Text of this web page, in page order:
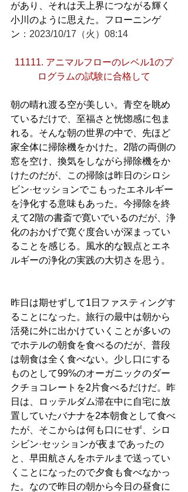
があり、それは天上界につながる輝く
小川のように思えた。フローニンゲ
ン ：2023/10/17（火）08:14
11111. アニマルフローのレベル1のプ
ログラムの試験に合格して
朝の晴れ渡る空が美しい。青空を眺め
ているだけで、至福さと恍惚感に包ま
れる。そんな朝の世界の中で、先ほど
家全体に掃除機をかけた。2階の両側の
窓を空け、換気をしながら掃除機をか
けたのだが、この掃除は昨日のシロシ
ビン·セッションでこもったエネルギー
を浄化する意味もあった。今掃除を終
えて2階の書斎で寛いでいるのだが、浄
化のおかげで寛ぐ度合いが深まってい
ることを感じる。風水的な観点とエネ
ルギーの浄化の実践の大切さを思う。
昨日は期せずして1日ファスティングす
ることになった。旅行の最中は朝から
活発に外に出かけていくことが多いの
でホテルの朝食を食べるのだが、普段
は朝食は全く食べない。少し口にする
ものとして99%のオーガニックのダー
クチョコレートを2片食べるだけだ。昨
日は、ロッテルダム滞在中に自宅に放
置していたバナナを2本朝食として食べ
たが、そこからは何も口にせず、シロ
シビン·セッションが夜まであったの
と、早田航さんをホテルまで送ってい
くことになったので夕食も食べなかっ
た。なので昨日の朝から今日の昼食に